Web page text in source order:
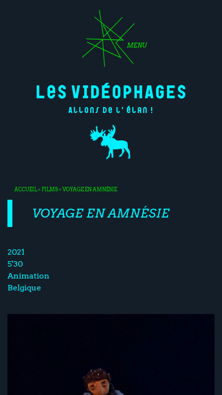
MENU
Allons de l'élan !
ACCUEIL< FILMS< VOYAGE EN AMNÉSIE
VOYAGE EN AMNÉSIE
2021
5'30
Animation
Belgique